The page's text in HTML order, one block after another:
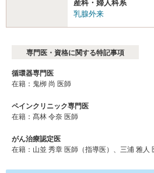
産科・婦人科系
乳腺外来
専門医・資格に関する特記事項
循環器専門医
在籍：鬼栁 尚 医師
ペインクリニック専門医
在籍：髙林 令奈 医師
がん治療認定医
在籍：⼭並 秀章 医師（指導医）、三浦 雅人